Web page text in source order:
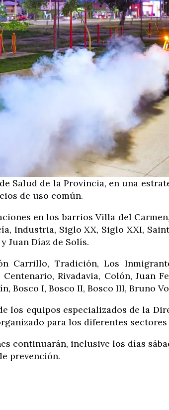
Salud de la Provincia, en una
de uso común.
en los barrios Villa del
Industria, Siglo XX, Siglo XXI,
Juan Díaz de Solís.
Carrillo, Tradición, Los
Rivadavia, Colón, Juan
Bosco I, Bosco II, Bosco III, Bruno
los equipos especializados de la
para los diferentes
continuarán, inclusive los días
prevención.